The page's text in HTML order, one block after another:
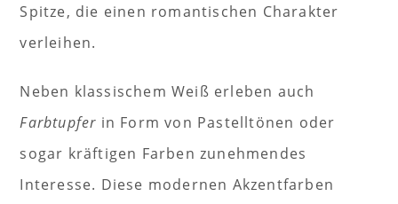
Spitze, die einen romantischen Charakter
verleihen.
Neben klassischem Weiß erleben auch
Farbtupfer in Form von Pastelltönen oder
sogar kräftigen Farben zunehmendes
Interesse. Diese modernen Akzentfarben